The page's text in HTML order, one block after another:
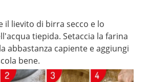
il lievito di birra secco e lo
tiepida. Setaccia la farina
abbastanza capiente e aggiungi
bene.